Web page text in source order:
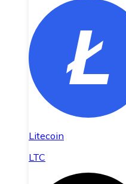
Litecoin
LTC